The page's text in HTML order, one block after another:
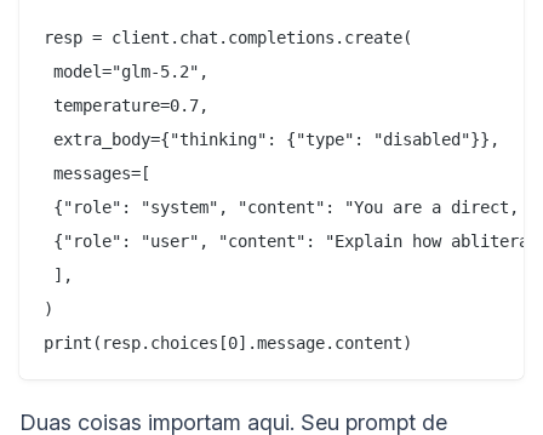
resp = client.chat.completions.create(
model="glm-5.2",
temperature=0.7,
extra_body={"thinking": {"type": "disabled"}},
messages=[
{"role": "system", "content": "You are a direct,
{"role": "user", "content": "Explain how
],
)
Duas coisas importam aqui. Seu prompt de